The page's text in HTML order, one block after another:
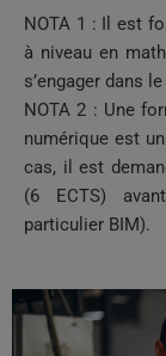
NOTA 1 : Il est
à niveau en
s’engager dans
NOTA 2 : Une
numérique est
cas, il est
(6 ECTS)
particulier BIM).